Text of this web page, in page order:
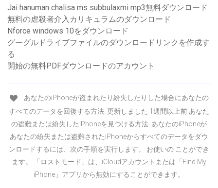
Jai hanuman chalisa ms subbulaxmi mp3無料ダウンロード
無料の虐殺者介入カリキュラムのダウンロード
Nforce windows 10をダウンロード
グーグルドライブファイルのダウンロードリンクを作成す
る
開始の無料PDFダウンロードのアカウント
あなたのiPhoneが盗まれたり紛失したりした場合にあなたの
すべてのデータを回復する方法. 更新しました 1週間以上前 あなた
の盗難または紛失したiPhoneを見つける方法. あなたのiPhoneが
あなたの紛失または盗難されたiPhoneからすべてのデータをダウ
ンロードするには、次の手順を実行します。 お使いの ことができ
ます。 「ロストモード」は、iCloudアカウントまたは「Find My
iPhone」アプリから無効にすることができます。